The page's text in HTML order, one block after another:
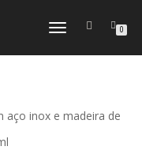
ALTERNAR
NAVEGAÇÃO
0
aço inox e madeira de